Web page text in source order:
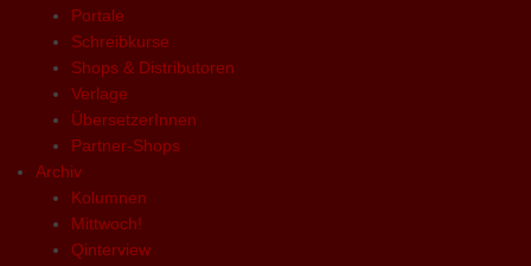
Portale
Schreibkurse
Shops & Distributoren
Verlage
ÜbersetzerInnen
Partner-Shops
Archiv
Kolumnen
Mittwoch!
Qinterview